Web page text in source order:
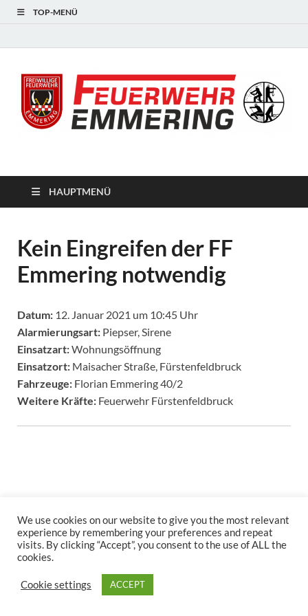
TOP-MENÜ
HAUPTMENÜ
Kein Eingreifen der FF
Emmering notwendig
Datum: 12. Januar 2021 um 10:45 Uhr
Alarmierungsart: Piepser, Sirene
Einsatzart:Wohnungsöffnung
Einsatzort: Maisacher Straße, Fürstenfeldbruck
Fahrzeuge: Florian Emmering 40/2
Weitere Kräfte: Feuerwehr Fürstenfeldbruck
Copyright © 2026.
Stolz präsentiert WordPress und
We use cookies on our website to give you the most relevant
experience by remembering your preferences and repeat
visits. By clicking “Accept”, you consent to the use of ALL the
cookies.
Cookie settings ACCEPT